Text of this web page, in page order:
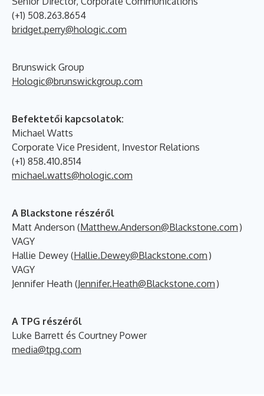
(+1) 508.263.8654
bridget.perry@hologic.com
Brunswick Group
Hologic@brunswickgroup.com
Befektetői kapcsolatok:
Michael Watts
Corporate Vice President, Investor Relations
(+1) 858.410.8514
michael.watts@hologic.com
A Blackstone részéről
Matt Anderson (Matthew.Anderson@Blackstone.com )
VAGY
Hallie Dewey (Hallie.Dewey@Blackstone.com )
VAGY
Jennifer Heath (Jennifer.Heath@Blackstone.com )
A TPG részéről
Luke Barrett és Courtney Power
media@tpg.com